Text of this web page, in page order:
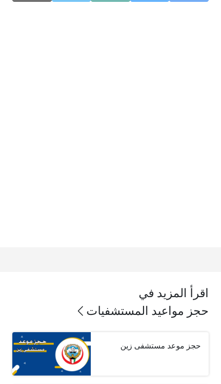
اقرأ المزيد في
حجز مواعيد المستشفيات
حجز موعد مستشفى زين